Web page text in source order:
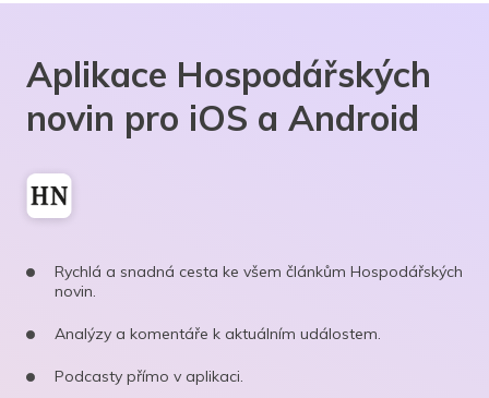
Aplikace Hospodářských
novin pro iOS a Android
Rychlá a snadná cesta ke všem článkům Hospodářských
novin.
Analýzy a komentáře k aktuálním událostem.
Podcasty přímo v aplikaci.